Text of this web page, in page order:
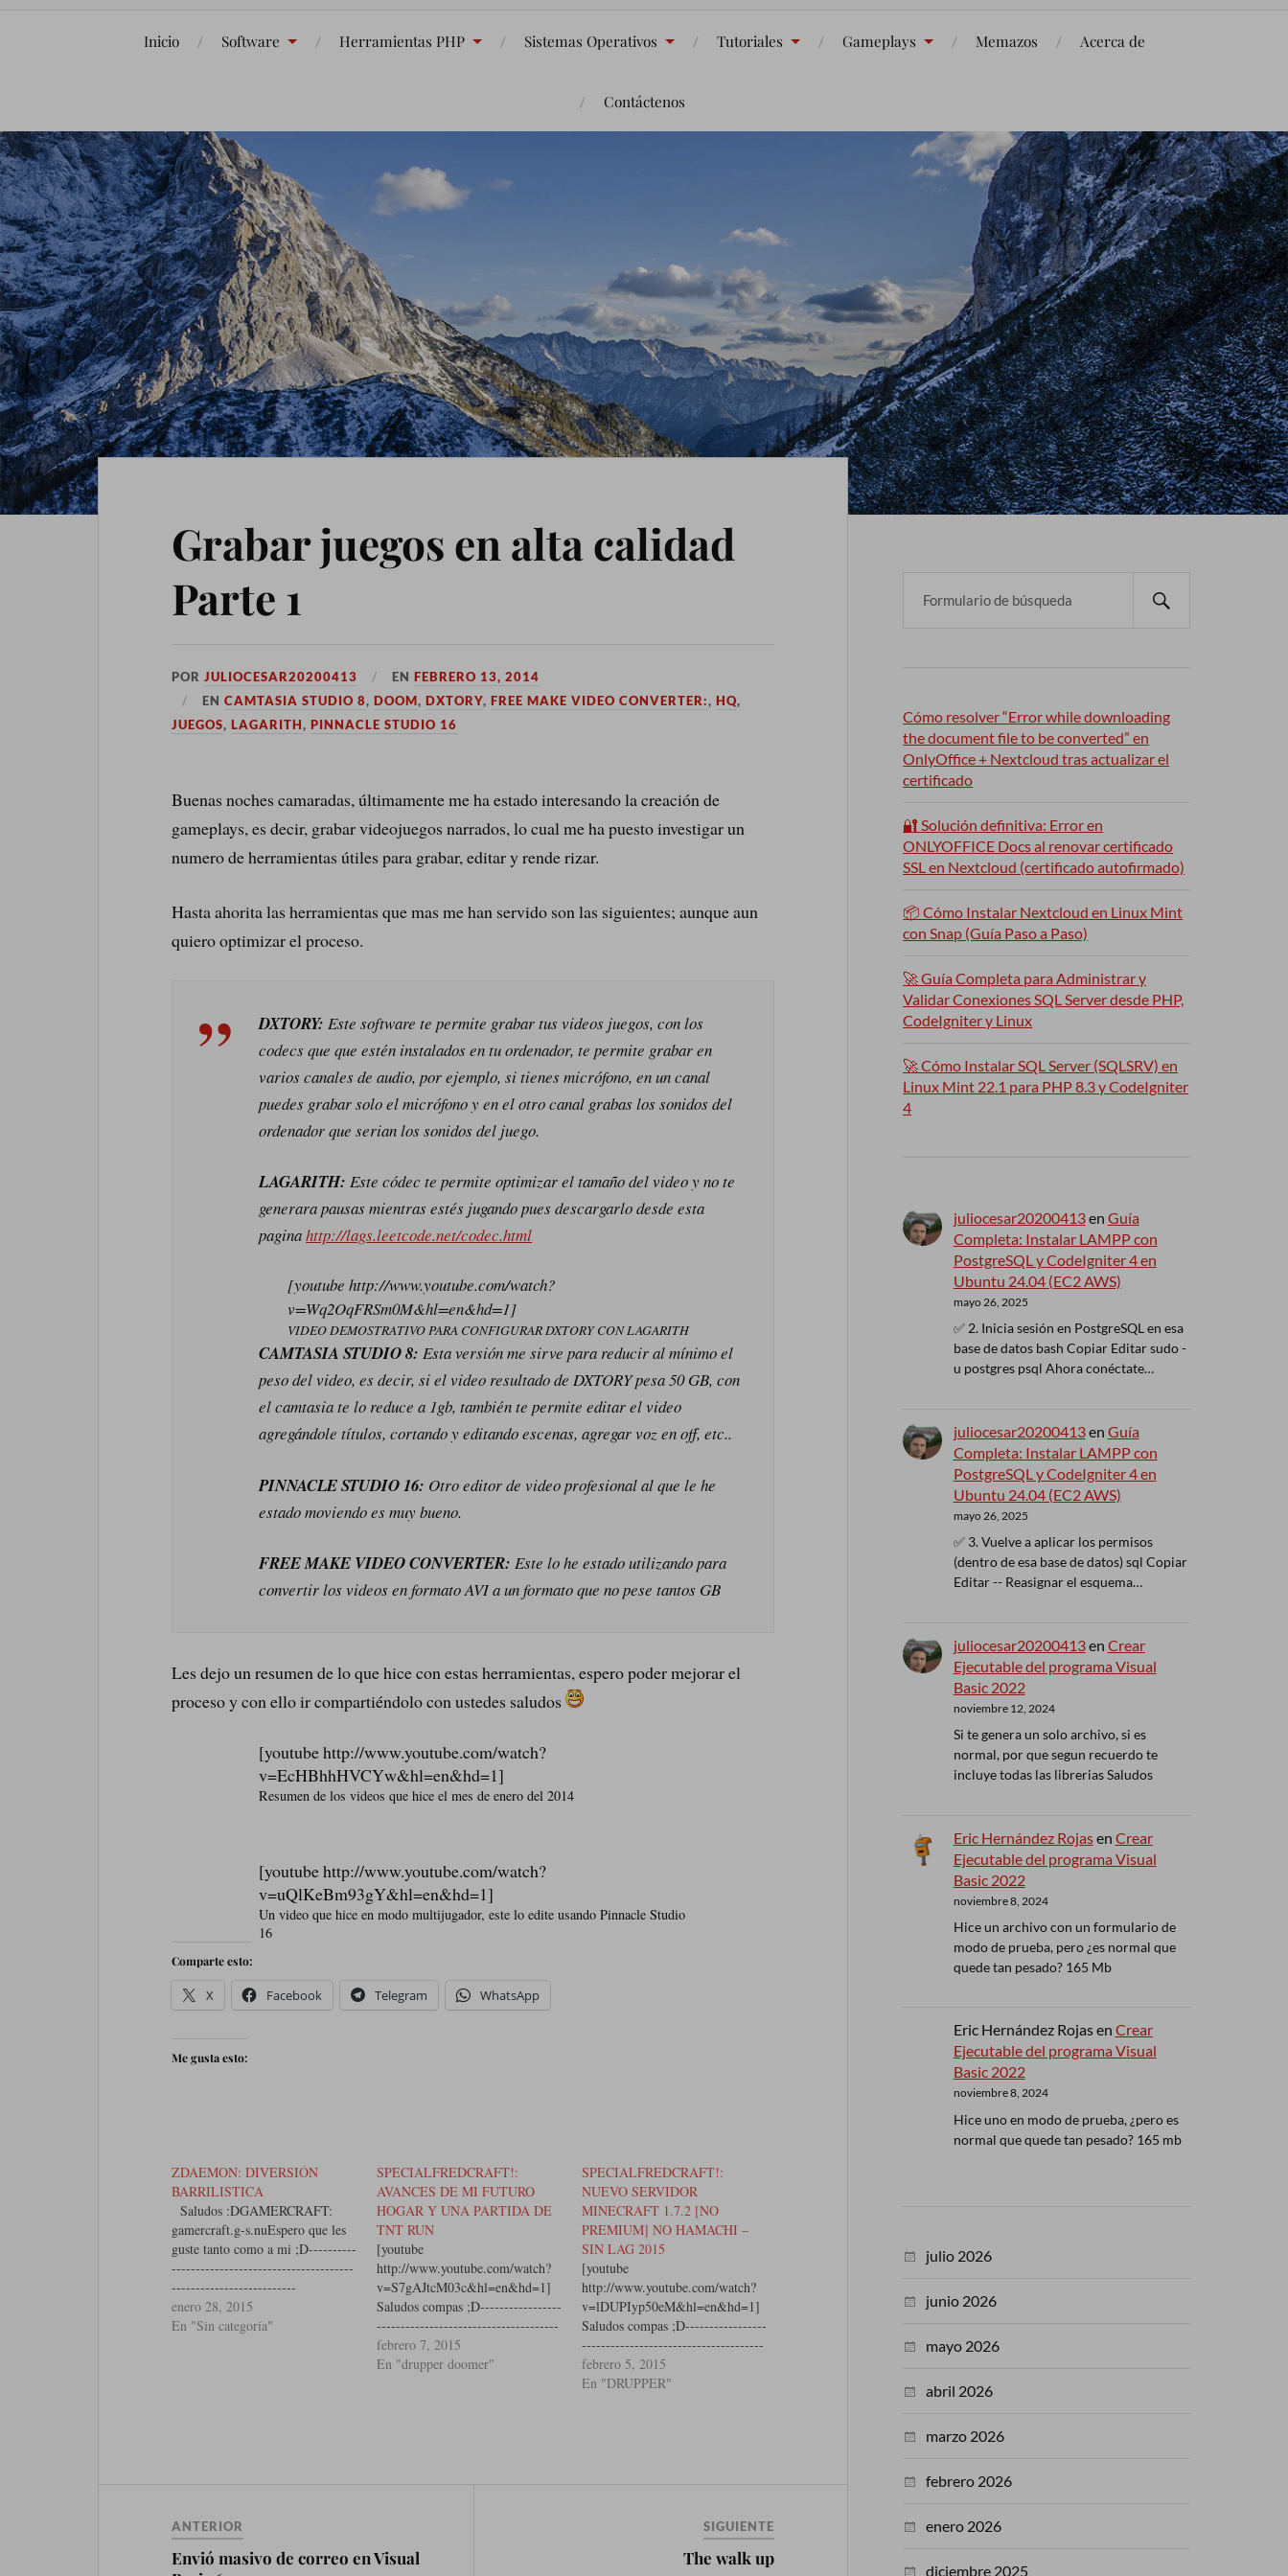
Inicio Software Herramientas PHP Sistemas Operativos Tutoriales Gameplays Memazos Acerca de
Contáctenos
Grabar juegos en alta calidad
Parte 1
PORJULIOCESAR20200413 ENFEBRERO 13, 2014
ENCAMTASIA STUDIO 8,DOOM,DXTORY,FREE MAKE VIDEO CONVERTER:,HQ,
JUEGOS,LAGARITH,PINNACLE STUDIO 16
Buenas noches camaradas, últimamente me ha estado interesando la creación de
gameplays, es decir, grabar videojuegos narrados, lo cual me ha puesto investigar un
numero de herramientas útiles para grabar, editar y rende rizar.
Hasta ahorita las herramientas que mas me han servido son las siguientes; aunque aun
quiero optimizar el proceso.
DXTORY: Este software te permite grabar tus videos juegos, con los
codecs que que estén instalados en tu ordenador, te permite grabar en
varios canales de audio, por ejemplo, si tienes micrófono, en un canal
puedes grabar solo el micrófono y en el otro canal grabas los sonidos del
ordenador que serian los sonidos del juego.
LAGARITH: Este códec te permite optimizar el tamaño del video y no te
generara pausas mientras estés jugando pues descargarlo desde esta
paginahttp://lags.leetcode.net/codec.html
[youtube http://www.youtube.com/watch?
v=Wq2OqFRSm0M&hl=en&hd=1]
VIDEO DEMOSTRATIVO PARA CONFIGURAR DXTORY CON LAGARITH
CAMTASIA STUDIO 8:Esta versión me sirve para reducir al mínimo el
peso del video, es decir, si el video resultado de DXTORY pesa 50 GB, con
el camtasia te lo reduce a 1gb, también te permite editar el video
agregándole títulos, cortando y editando escenas, agregar voz en off, etc..
PINNACLE STUDIO 16: Otro editor de video profesional al que le he
estado moviendo es muy bueno.
FREE MAKE VIDEO CONVERTER:Este lo he estado utilizando para
convertir los videos en formato AVI a un formato que no pese tantos GB
Les dejo un resumen de lo que hice con estas herramientas, espero poder mejorar el
proceso y con ello ir compartiéndolo con ustedes saludos
[youtube http://www.youtube.com/watch?
v=EcHBhhHVCYw&hl=en&hd=1]
Resumen de los videos que hice el mes de enero del 2014
[youtube http://www.youtube.com/watch?
v=uQlKeBm93gY&hl=en&hd=1]
Un video que hice en modo multijugador, este lo edite usando Pinnacle Studio
16
Comparte esto:
X Facebook Telegram WhatsApp
Me gusta esto:
ZDAEMON: DIVERSIÓN
BARRILISTICA
Saludos :DGAMERCRAFT:
gamercraft.g-s.nuEspero que les
guste tanto como a mi ;D----------
------------------------------­­--------
--------------------------
ALGUNAS PREGUNTAS;¿Con
que programas grabas?Me cambie
NO DISPONIBLE
TEMPORALMENTESKYPE:
enero 28, 2015
En "Sin categoría"
SPECIALFREDCRAFT!:
AVANCES DE MI FUTURO
HOGAR Y UNA PARTIDA DE
TNT RUN
[youtube
http://www.youtube.com/watch?
v=S7gAJtcM03c&hl=en&hd=1]
Saludos compas ;D-----------------
-----------------------­---------------
--------IP DEL SERVER:
SpecialFredCraft.g-s.nu-----------
a DXTORY¿Jugaras mas juegos?
febrero 7, 2015
En "drupper doomer"
SPECIALFREDCRAFT!:
NUEVO SERVIDOR
MINECRAFT 1.7.2 [NO
PREMIUM] NO HAMACHI –
SIN LAG 2015
[youtube
http://www.youtube.com/watch?
v=lDUPIyp50eM&hl=en&hd=1]
Saludos compas ;D-----------------
-----------------------­---------------
--------IP DEL SERVER:
SpecialFredCraft.g-s.nu-----------
DXTORY¿Jugaras mas juegos?Si
ya que hasta el momento me estoy
febrero 5, 2015
En "DRUPPER"
ANTERIOR
Envió masivo de correo en Visual
SIGUIENTE
The walk up
Cómo resolver “Error while downloading
the document file to be converted” en
OnlyOffice + Nextcloud tras actualizar el
certificado
🔐 Solución definitiva: Error en
ONLYOFFICE Docs al renovar certificado
SSL en Nextcloud (certificado autofirmado)
📦 Cómo Instalar Nextcloud en Linux Mint
con Snap (Guía Paso a Paso)
🚀 Guía Completa para Administrar y
Validar Conexiones SQL Server desde PHP,
CodeIgniter y Linux
🚀 Cómo Instalar SQL Server (SQLSRV) en
Linux Mint 22.1 para PHP 8.3 y CodeIgniter
4
juliocesar20200413en Guía
Completa: Instalar LAMPP con
PostgreSQL y CodeIgniter 4 en
Ubuntu 24.04 (EC2 AWS)
mayo 26, 2025
✅ 2. Inicia sesión en PostgreSQL en esa
base de datos bash Copiar Editar sudo -
u postgres psql Ahora conéctate…
juliocesar20200413en Guía
Completa: Instalar LAMPP con
PostgreSQL y CodeIgniter 4 en
Ubuntu 24.04 (EC2 AWS)
mayo 26, 2025
✅ 3. Vuelve a aplicar los permisos
(dentro de esa base de datos) sql Copiar
Editar -- Reasignar el esquema…
juliocesar20200413en Crear
Ejecutable del programa Visual
Basic 2022
noviembre 12, 2024
Si te genera un solo archivo, si es
normal, por que segun recuerdo te
incluye todas las librerias Saludos
Eric Hernández Rojasen Crear
Ejecutable del programa Visual
Basic 2022
noviembre 8, 2024
Hice un archivo con un formulario de
modo de prueba, pero ¿es normal que
quede tan pesado? 165 Mb
Eric Hernández Rojasen Crear
Ejecutable del programa Visual
Basic 2022
noviembre 8, 2024
Hice uno en modo de prueba, ¿pero es
normal que quede tan pesado? 165 mb
julio 2026
junio 2026
mayo 2026
abril 2026
marzo 2026
febrero 2026
enero 2026
diciembre 2025